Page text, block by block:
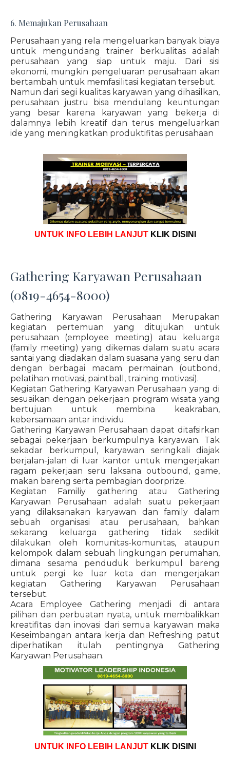
6. Memajukan Perusahaan
Perusahaan yang rela mengeluarkan banyak biaya
untuk mengundang trainer berkualitas adalah
perusahaan yang siap untuk maju. Dari sisi
ekonomi, mungkin pengeluaran perusahaan akan
bertambah untuk memfasilitasi kegiatan tersebut.
Namun dari segi kualitas karyawan yang dihasilkan,
perusahaan justru bisa mendulang keuntungan
yang besar karena karyawan yang bekerja di
dalamnya lebih kreatif dan terus mengeluarkan
ide yang meningkatkan produktifitas perusahaan
UNTUK INFO LEBIH LANJUT KLIK DISINI
Gathering Karyawan Perusahaan
(0819-4654-8000)
Gathering Karyawan Perusahaan Merupakan
kegiatan pertemuan yang ditujukan untuk
perusahaan (employee meeting) atau keluarga
(family meeting) yang dikemas dalam suatu acara
santai yang diadakan dalam suasana yang seru dan
dengan berbagai macam permainan (outbond,
pelatihan motivasi, paintball, training motivasi).
Kegiatan Gathering Karyawan Perusahaan yang di
sesuaikan dengan pekerjaan program wisata yang
bertujuan untuk membina keakraban,
kebersamaan antar individu.
Gathering Karyawan Perusahaan dapat ditafsirkan
sebagai pekerjaan berkumpulnya karyawan. Tak
sekadar berkumpul, karyawan seringkali diajak
berjalan-jalan di luar kantor untuk mengerjakan
ragam pekerjaan seru laksana outbound, game,
makan bareng serta pembagian doorprize.
Kegiatan Familiy gathering atau Gathering
Karyawan Perusahaan adalah suatu pekerjaan
yang dilaksanakan karyawan dan family dalam
sebuah organisasi atau perusahaan, bahkan
sekarang keluarga gathering tidak sedikit
dilakukan oleh komunitas-komunitas, ataupun
kelompok dalam sebuah lingkungan perumahan,
dimana sesama penduduk berkumpul bareng
untuk pergi ke luar kota dan mengerjakan
kegiatan Gathering Karyawan Perusahaan
tersebut.
Acara Employee Gathering menjadi di antara
pilihan dan perbuatan nyata, untuk membalikkan
kreatifitas dan inovasi dari semua karyawan maka
Keseimbangan antara kerja dan Refreshing patut
diperhatikan itulah pentingnya Gathering
Karyawan Perusahaan.
UNTUK INFO LEBIH LANJUT KLIK DISINI